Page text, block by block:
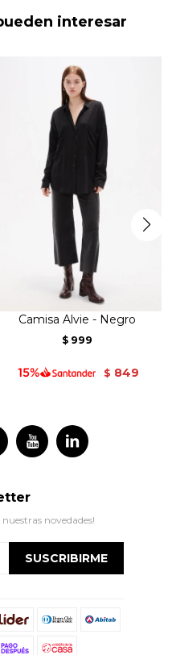
interesar
Camisa Alvie - Negro
$ 999
$ 849
 
novedades!
SUSCRIBIRME